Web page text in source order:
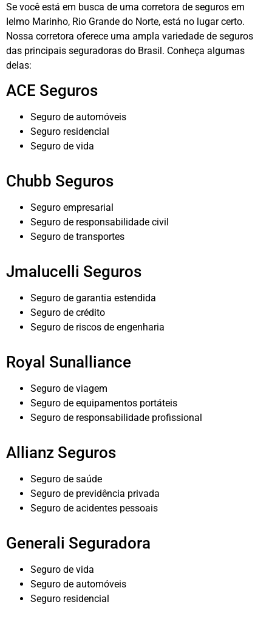
Se você está em busca de uma corretora de seguros em
Ielmo Marinho, Rio Grande do Norte, está no lugar certo.
Nossa corretora oferece uma ampla variedade de seguros
das principais seguradoras do Brasil. Conheça algumas
delas:
ACE Seguros
Seguro de automóveis
Seguro residencial
Seguro de vida
Chubb Seguros
Seguro empresarial
Seguro de responsabilidade civil
Seguro de transportes
Jmalucelli Seguros
Seguro de garantia estendida
Seguro de crédito
Seguro de riscos de engenharia
Royal Sunalliance
Seguro de viagem
Seguro de equipamentos portáteis
Seguro de responsabilidade profissional
Allianz Seguros
Seguro de saúde
Seguro de previdência privada
Seguro de acidentes pessoais
Generali Seguradora
Seguro de vida
Seguro de automóveis
Seguro residencial